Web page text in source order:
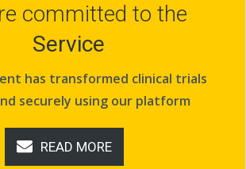
committed to the
Service
has transformed clinical trials
securely using our platform
READ MORE